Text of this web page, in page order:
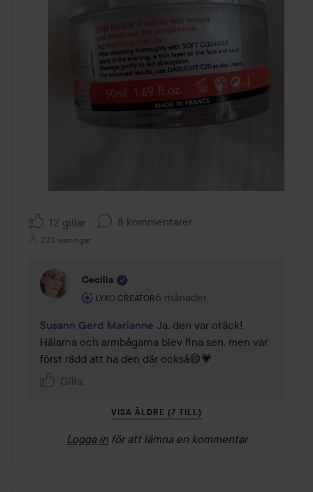
12 gillar 8 kommentarer
233 visningar
Cecilia
LYKO CREATOR
Användarens roll: Lyko Creator.
6 månader
Kommentaren lades 6 månader
Susann Gerd Marianne Ja, den var otäck!
Hälarna och armbågarna blev fina sen, men var
först rädd att ha den där också😄💗
Gilla
VISA ÄLDRE (7 TILL)
Logga in för att lämna en kommentar